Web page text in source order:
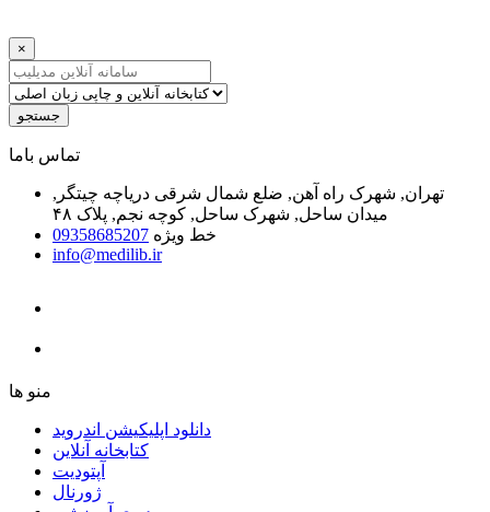
×
جستجو
ﺗﻤﺎﺱ ﺑﺎﻣﺎ
تهران, شهرک راه آهن, ضلع شمال شرقی دریاچه چیتگر,
میدان ساحل, شهرک ساحل, کوچه نجم, پلاک ۴۸
خط ویژه 09358685207
info@medilib.ir
ﻣﻨﻮ ﻫﺎ
دانلود اپلیکیشن اندروید
ﮐﺘﺎﺑﺨﺎﻧﻪ ﺁﻧﻼﯾﻦ
ﺁﭘﺘﻮﺩﯾﺖ
ﮊﻭﺭﻧﺎﻝ